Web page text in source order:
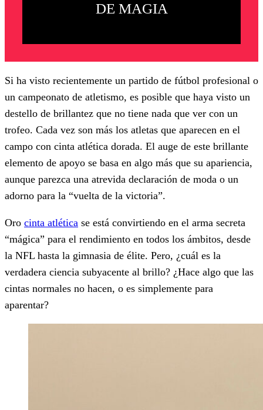
DE MAGIA
Si ha visto recientemente un partido de fútbol profesional o
un campeonato de atletismo, es posible que haya visto un
destello de brillantez que no tiene nada que ver con un
trofeo. Cada vez son más los atletas que aparecen en el
campo con cinta atlética dorada. El auge de este brillante
elemento de apoyo se basa en algo más que su apariencia,
aunque parezca una atrevida declaración de moda o un
adorno para la “vuelta de la victoria”.
Oro cinta atlética se está convirtiendo en el arma secreta
“mágica” para el rendimiento en todos los ámbitos, desde
la NFL hasta la gimnasia de élite. Pero, ¿cuál es la
verdadera ciencia subyacente al brillo? ¿Hace algo que las
cintas normales no hacen, o es simplemente para
aparentar?